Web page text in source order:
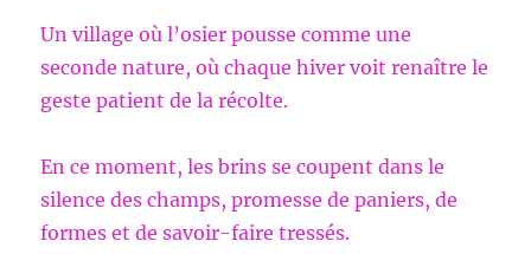
Un village où l’osier pousse comme une
seconde nature, où chaque hiver voit renaître le
geste patient de la récolte.
En ce moment, les brins se coupent dans le
silence des champs, promesse de paniers, de
formes et de savoir-faire tressés.